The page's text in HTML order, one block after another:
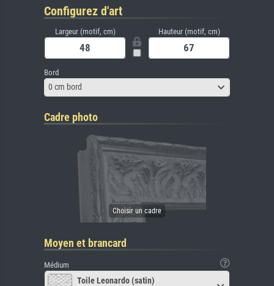
Configurez d'art
Largeur (motif, cm) Hauteur (motif, cm)
Bord
0 cm bord
Cadre photo
Moyen et brancard
Médium
Toile Leonardo (satin)